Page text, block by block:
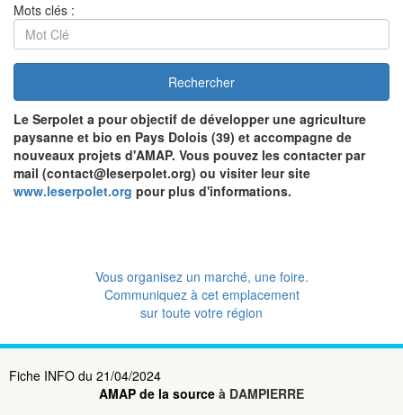
Mots clés :
Rechercher
Le Serpolet a pour objectif de développer une agriculture
paysanne et bio en Pays Dolois (39) et accompagne de
nouveaux projets d'AMAP. Vous pouvez les contacter par
mail (contact@leserpolet.org) ou visiter leur site
www.leserpolet.org pour plus d'informations.
Vous organisez un marché, une foire.
Communiquez à cet emplacement
sur toute votre région
Fiche INFO du 21/04/2024
AMAP de la source à DAMPIERRE